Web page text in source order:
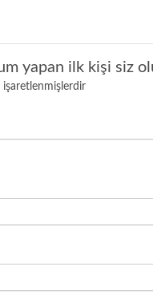
yapan ilk kişi siz
işaretlenmişlerdir